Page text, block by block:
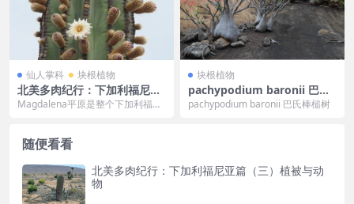
仙人掌科 块根植物
北美多肉纪行：下加利福尼亚
篇（十）Magdalena平原
Magdalena平原是整个下加利福尼
块根植物
pachypodium baronii 巴氏
棒槌树
pachypodium baronii 巴氏棒槌树
随便看看
北美多肉纪行：下加利福尼亚篇（三）植被与动
物